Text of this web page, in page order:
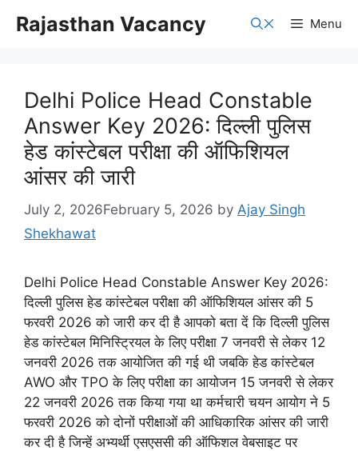
Rajasthan Vacancy Menu
Delhi Police Head Constable
Answer Key 2026: दिल्ली पुलिस
हेड कांस्टेबल परीक्षा की ऑफिशियल
आंसर की जारी
July 2, 2026February 5, 2026 by Ajay Singh
Shekhawat
Delhi Police Head Constable Answer Key 2026:
दिल्ली पुलिस हेड कांस्टेबल परीक्षा की ऑफिशियल आंसर की 5
फरवरी 2026 को जारी कर दी है आपको बता दें कि दिल्ली पुलिस
हेड कांस्टेबल मिनिस्ट्रियल के लिए परीक्षा 7 जनवरी से लेकर 12
जनवरी 2026 तक आयोजित की गई थी जबकि हेड कांस्टेबल
AWO और TPO के लिए परीक्षा का आयोजन 15 जनवरी से लेकर
22 जनवरी 2026 तक किया गया था कर्मचारी चयन आयोग ने 5
फरवरी 2026 को दोनों परीक्षाओं की आधिकारिक आंसर की जारी
कर दी है जिन्हें अभ्यर्थी एसएससी की ऑफिशल वेबसाइट पर